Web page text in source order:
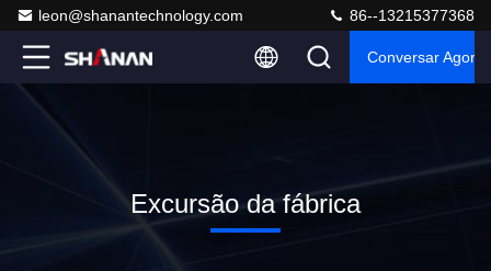
leon@shanantechnology.com 86--13215377368
Conversar Agora
Excursão da fábrica